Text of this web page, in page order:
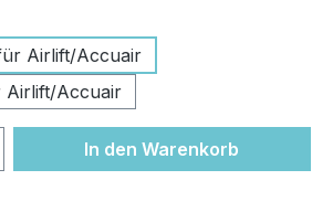
Airlift/Accuair
Airlift/Accuair
Gib den
In den Warenkorb